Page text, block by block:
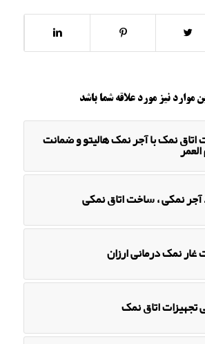
موارد نیز مورد علاقه شما باشد
نمک با آجر نمک هالیتو و ضمانت
آجر نمکی ، ساخت اتاق نمکی
نمک درمانی ارزان
تجهیزات اتاق نمک